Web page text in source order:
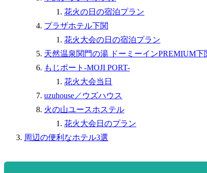
花火の日の宿泊プラン
プラザホテル下関
花火大会の日の宿泊プラン
天然温泉関門の湯 ドーミーインPREMIUM下
もじポート-MOJI PORT-
花火大会当日
uzuhouse／ウズハウス
火の山ユースホステル
花火大会日のプラン
周辺の便利なホテル3選